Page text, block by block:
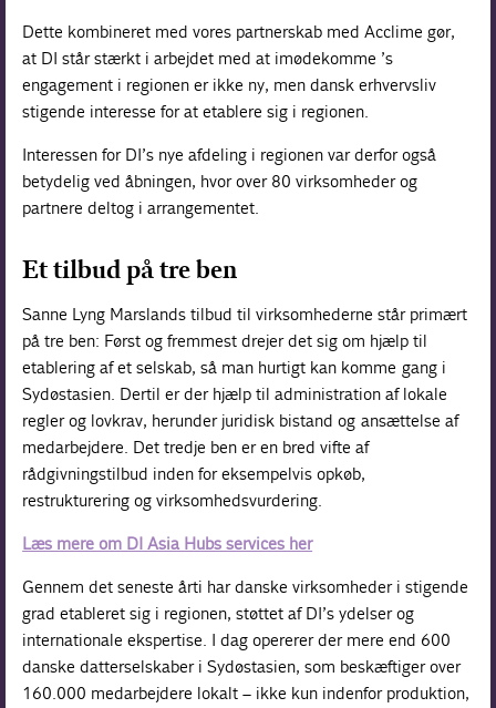
Dette kombineret med vores partnerskab medAcclime gør,
at DI står stærkt i arbejdet med at imødekomme ’s
engagement i regionen er ikke ny, men dansk erhvervsliv
stigende interesse for at etablere sig i regionen.
Interessen for DI’s nye afdeling i regionen var derfor også
betydelig ved åbningen, hvor over 80 virksomheder og
partnere deltog i arrangementet.
Et tilbud på tre ben
Sanne Lyng Marslands tilbud til virksomhederne står primært
på tre ben: Først og fremmest drejer det sig om hjælp til
etablering af et selskab, så man hurtigt kan komme gang i
Sydøstasien. Dertil er der hjælp til administration af lokale
regler og lovkrav, herunder juridisk bistand og ansættelse af
medarbejdere. Det tredje ben er en bred vifte af
rådgivningstilbud inden for eksempelvis opkøb,
restrukturering og virksomhedsvurdering.
Læs mere om DI Asia Hubs services her
Gennem det seneste årti har danske virksomheder i stigende
grad etableret sig i regionen, støttet af DI’s ydelser og
internationale ekspertise. I dag opererer der mere end 600
danske datterselskaber i Sydøstasien, som beskæftiger over
160.000 medarbejdere lokalt – ikke kun indenfor produktion,